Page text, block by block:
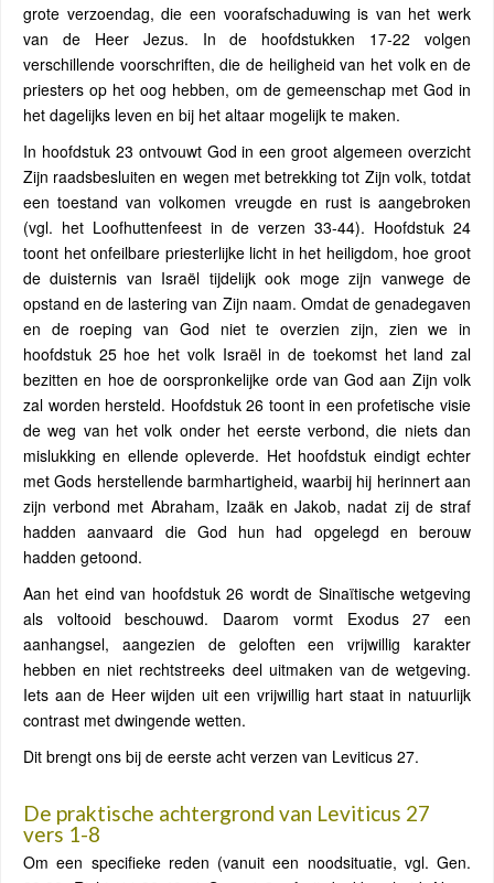
grote verzoendag, die een voorafschaduwing is van het werk
van de Heer Jezus. In de hoofdstukken 17-22 volgen
verschillende voorschriften, die de heiligheid van het volk en de
priesters op het oog hebben, om de gemeenschap met God in
het dagelijks leven en bij het altaar mogelijk te maken.
In hoofdstuk 23 ontvouwt God in een groot algemeen overzicht
Zijn raadsbesluiten en wegen met betrekking tot Zijn volk, totdat
een toestand van volkomen vreugde en rust is aangebroken
(vgl. het Loofhuttenfeest in de verzen 33-44). Hoofdstuk 24
toont het onfeilbare priesterlijke licht in het heiligdom, hoe groot
de duisternis van Israël tijdelijk ook moge zijn vanwege de
opstand en de lastering van Zijn naam. Omdat de genadegaven
en de roeping van God niet te overzien zijn, zien we in
hoofdstuk 25 hoe het volk Israël in de toekomst het land zal
bezitten en hoe de oorspronkelijke orde van God aan Zijn volk
zal worden hersteld. Hoofdstuk 26 toont in een profetische visie
de weg van het volk onder het eerste verbond, die niets dan
mislukking en ellende opleverde. Het hoofdstuk eindigt echter
met Gods herstellende barmhartigheid, waarbij hij herinnert aan
zijn verbond met Abraham, Izaäk en Jakob, nadat zij de straf
hadden aanvaard die God hun had opgelegd en berouw
hadden getoond.
Aan het eind van hoofdstuk 26 wordt de Sinaïtische wetgeving
als voltooid beschouwd. Daarom vormt Exodus 27 een
aanhangsel, aangezien de geloften een vrijwillig karakter
hebben en niet rechtstreeks deel uitmaken van de wetgeving.
Iets aan de Heer wijden uit een vrijwillig hart staat in natuurlijk
contrast met dwingende wetten.
Dit brengt ons bij de eerste acht verzen van Leviticus 27.
De praktische achtergrond van Leviticus 27
vers 1-8
Om een specifieke reden (vanuit een noodsituatie, vgl. Gen.